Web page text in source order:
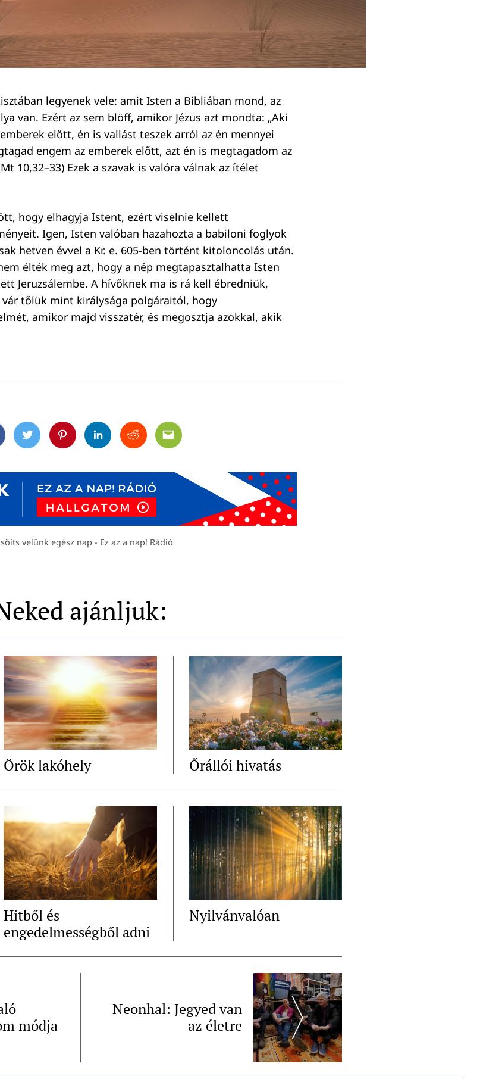
legyenek vele: amit Isten a Bibliában mond, az
van. Ezért az sem blöff, amikor Jézus azt mondta: „Aki
előtt, én is vallást teszek arról az én mennyei
engem az emberek előtt, azt én is megtagadom az
10,32–33) Ezek a szavak is valóra válnak az ítélet
hogy elhagyja Istent, ezért viselnie kellett
Igen, Isten valóban hazahozta a babiloni foglyok
hetven évvel a Kr. e. 605-ben történt kitoloncolás után.
élték meg azt, hogy a nép megtapasztalhatta Isten
Jeruzsálembe. A hívőknek ma is rá kell ébredniük,
tőlük mint királysága polgáraitól, hogy
amikor majd visszatér, és megosztja azokkal, akik
TwitterPinterestLinkedinRedditEmail
velünk egész nap - Ez az a nap! Rádió
ajánljuk:
Örök lakóhely Őrállói hivatás
Hitből és
engedelmességből adni
Nyilvánvalóan
módja
Neonhal: Jegyed van
az életre